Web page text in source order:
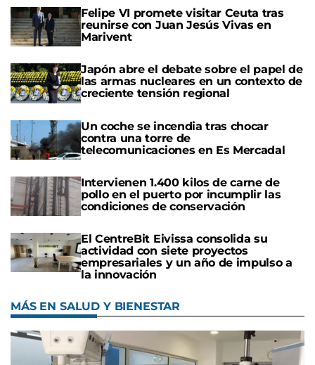
Felipe VI promete visitar Ceuta tras
reunirse con Juan Jesús Vivas en
Marivent
Japón abre el debate sobre el papel de
las armas nucleares en un contexto de
creciente tensión regional
Un coche se incendia tras chocar
contra una torre de
telecomunicaciones en Es Mercadal
Intervienen 1.400 kilos de carne de
pollo en el puerto por incumplir las
condiciones de conservación
El CentreBit Eivissa consolida su
actividad con siete proyectos
empresariales y un año de impulso a
la innovación
MÁS EN SALUD Y BIENESTAR